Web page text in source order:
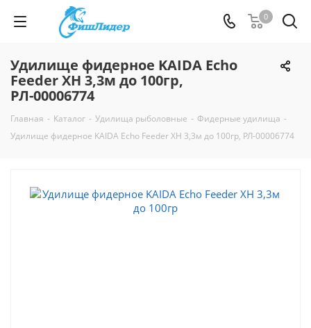
0
Удилище фидерное KAIDA Echo
Feeder XH 3,3м до 100гр,
РЛ-00006774
Главная - Каталог - Удилища рыболовные - Фидерные удилища -
Удилище фидерное KAIDA Echo Feeder XH 3,3м до 100гр, РЛ-00006774